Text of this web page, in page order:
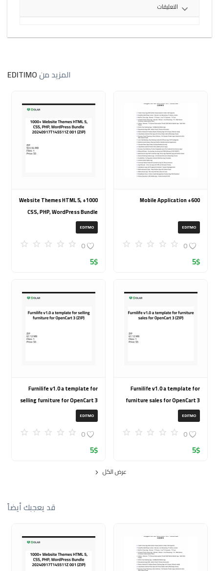
التعليقات
المزيد منEDITIMO
600+ Mobile Application
EDITMO
0
5$
1000+ Website Themes HTML 5,
CSS, PHP, WordPress Bundle
20240917T145511Z 001 (ZIP)
EDITMO
0
5$
Furnilife v1.0 a template for
furniture sales for OpenCart 3
(ZIP)
EDITMO
0
5$
Furnilife v1.0 a template for
selling furniture for OpenCart 3
(ZIP)
EDITMO
0
5$
عرض الكل
قد يعجبك أيضاً